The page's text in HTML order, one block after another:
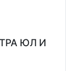
ЮЛ И